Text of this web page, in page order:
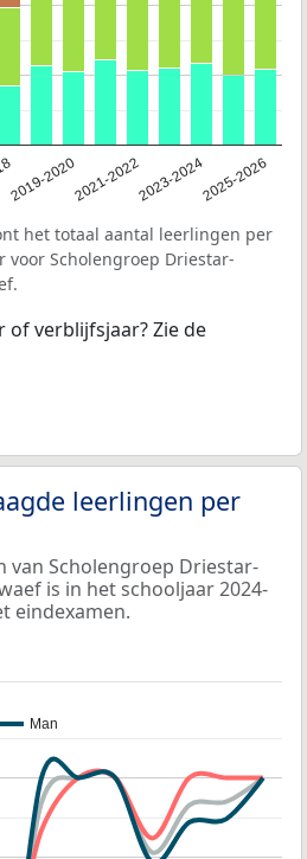
2019-20202021-20222023-20242025-2026
het totaal aantal leerlingen per
voor Scholengroep Driestar-
of verblijfsjaar? Zie de
leerlingen per
van Scholengroep Driestar-
is in het schooljaar 2024-
eindexamen.
Man